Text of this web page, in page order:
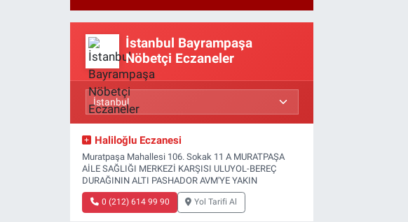
İstanbul Bayrampaşa
Nöbetçi Eczaneler
Haliloğlu Eczanesi
Muratpaşa Mahallesi 106. Sokak 11 A MURATPAŞA
AİLE SAĞLIĞI MERKEZİ KARŞISI ULUYOL-BEREÇ
DURAĞININ ALTI PASHADOR AVM'YE YAKIN
0 (212) 614 99 90 Yol Tarifi Al